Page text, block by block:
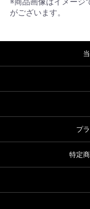
がございます。
プ
特定